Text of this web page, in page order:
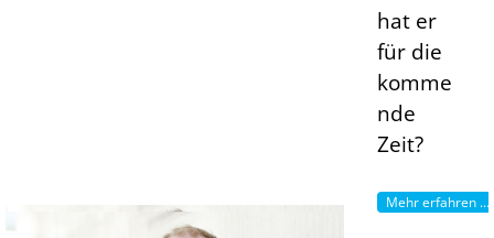
hat er
für die
komme
nde
Zeit?
Mehr erfahren ...